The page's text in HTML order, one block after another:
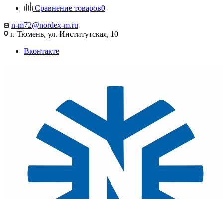
Сравнение товаров0
n-m72@nordex-m.ru
г. Тюмень, ул. Институтская, 10
Вконтакте